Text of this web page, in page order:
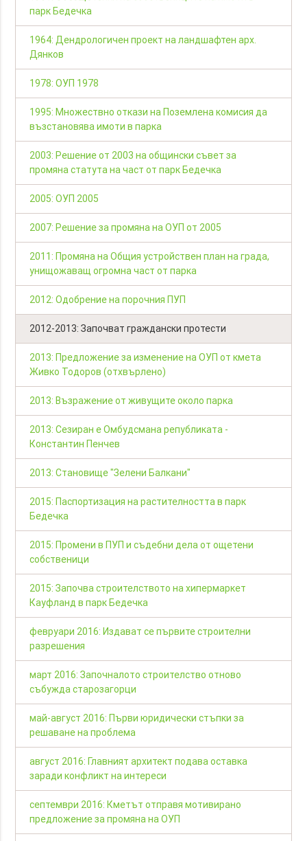
парк Бедечка
1964: Дендрологичен проект на ландшафтен арх.
Дянков
1978: ОУП 1978
1995: Множествно откази на Поземлена комисия да
възстановява имоти в парка
2003: Решение от 2003 на общински съвет за
промяна статута на част от парк Бедечка
2005: ОУП 2005
2007: Решение за промяна на ОУП от 2005
2011: Промяна на Общия устройствен план на града,
унищожаващ огромна част от парка
2012: Одобрение на порочния ПУП
2012-2013: Започват граждански протести
2013: Предложение за изменение на ОУП от кмета
Живко Тодоров (отхвърлено)
2013: Възражение от живущите около парка
2013: Сезиран е Омбудсмана републиката -
Константин Пенчев
2013: Становище "Зелени Балкани"
2015: Паспортизация на растителността в парк
Бедечка
2015: Промени в ПУП и съдебни дела от ощетени
собственици
2015: Започва строителството на хипермаркет
Кауфланд в парк Бедечка
февруари 2016: Издават се първите строителни
разрешения
март 2016: Започналото строителство отново
събужда старозагорци
май-август 2016: Първи юридически стъпки за
решаване на проблема
август 2016: Главният архитект подава оставка
заради конфликт на интереси
септември 2016: Кметът отправя мотивирано
предложение за промяна на ОУП